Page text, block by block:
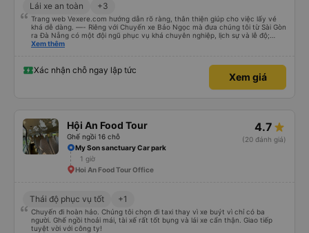
Lái xe an toàn +3
Trang web Vexere.com hướng dẫn rõ ràng, thân thiện giúp cho việc lấy vé
khá dễ dàng. —- Riêng với Chuyến xe Bảo Ngọc mà đưa chúng tôi từ Sài Gòn
ra Đà Nẵng có một đội ngũ phục vụ khá chuyên nghiệp, lịch sự và lễ độ;
hướng dẫn hành khách rõ ràng khi lên xe. Địa điểm dùng cơm chiều tối mà
50k/người. Và khi đến Đà Nẵng mặc dù địa chỉ nhà của chúng tôi không được
cập nhật trên trang Web, anh em vẫn giúp gọi xe và trợ giá cho chúng tôi.
Chúng tôi rất cảm kích và xin được giới thiệu cùng mọi người hãng xe Bảo
Xem thêm
Xác nhận chỗ ngay lập tức
Xem giá
Hội An Food Tour
Ghế ngồi 16 chỗ
4.7
(20 đánh giá)
My Son sanctuary Car park
1 giờ
Hoi An Food Tour Office
Thái độ phục vụ tốt +1
Chuyến đi hoàn hảo. Chúng tôi chọn đi taxi thay vì xe buýt vì chỉ có ba
người. Ghế ngồi thoải mái, tài xế rất tốt bụng và lái xe cẩn thận. Giao tiếp
tuyệt vời với công ty!